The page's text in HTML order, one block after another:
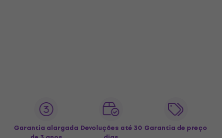
Garantia alargada Devoluções até 30 Garantia de preço